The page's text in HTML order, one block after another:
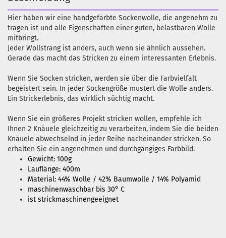
Hier haben wir eine handgefärbte Sockenwolle, die angenehm zu
tragen ist und alle Eigenschaften einer guten, belastbaren Wolle
mitbringt.
Jeder Wollstrang ist anders, auch wenn sie ähnlich aussehen.
Gerade das macht das Stricken zu einem interessanten Erlebnis.
Wenn Sie Socken stricken, werden sie über die Farbvielfalt
begeistert sein. In jeder Sockengröße mustert die Wolle anders.
Ein Strickerlebnis, das wirklich süchtig macht.
Wenn Sie ein größeres Projekt stricken wollen, empfehle ich
Ihnen 2 Knäuele gleichzeitig zu verarbeiten, indem Sie die beiden
Knäuele abwechselnd in jeder Reihe nacheinander stricken. So
erhalten Sie ein angenehmen und durchgängiges Farbbild.
Gewicht: 100g
Lauflänge: 400m
Material: 44% Wolle / 42% Baumwolle / 14% Polyamid
maschinenwaschbar bis 30° C
ist strickmaschinengeeignet